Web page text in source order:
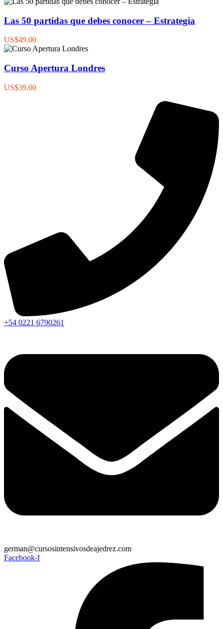
Las 50 partidas que debes conocer – Estrategia
US$49.00
Curso Apertura Londres
US$39.00
+54 0221 6790261
german@cursosintensivosdeajedrez.com
Facebook-f